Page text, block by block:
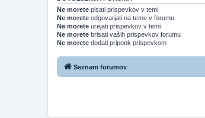
Ne morete pisati prispevkov v temi
Ne morete odgovarjati na teme v forumu
Ne morete urejati prispevkov v temi
Ne morete brisati vaših prispevkov forumu
Ne morete dodati priponk prispevkom
Seznam forumov